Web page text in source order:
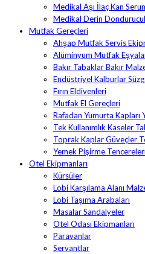
Medikal Aşı İlaç Kan
Medikal Derin
Mutfak Gereçleri
Ahşap Mutfak Servis
Alüminyum Mutfak
Bakır Tabaklar Bakır
Endüstriyel Kalburlar
Fırın Eldivenleri
Mutfak El Gereçleri
Rafadan Yumurta Kapları
Tek Kullanımlık Kaseler
Toprak Kaplar Güveçler
Yemek Pişirme
Otel Ekipmanları
Kürsüler
Lobi Karşılama Alanı
Lobi Taşıma Arabaları
Masalar Sandalyeler
Otel Odası Ekipmanları
Paravanlar
Servantlar